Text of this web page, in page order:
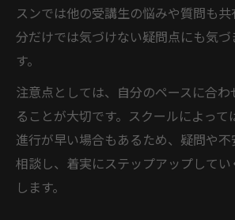
DTMスクールで機材の使い
DTMスクールでおすすめさ
方
ボカロP志望者が知るべき
スンでは他の受講生の悩みや質問も
分だけでは気づけない疑問点にも気
す。
注意点としては、自分のペースに合
ることが大切です。スクールによっ
進行が早い場合もあるため、疑問や
相談し、着実にステップアップして
します。